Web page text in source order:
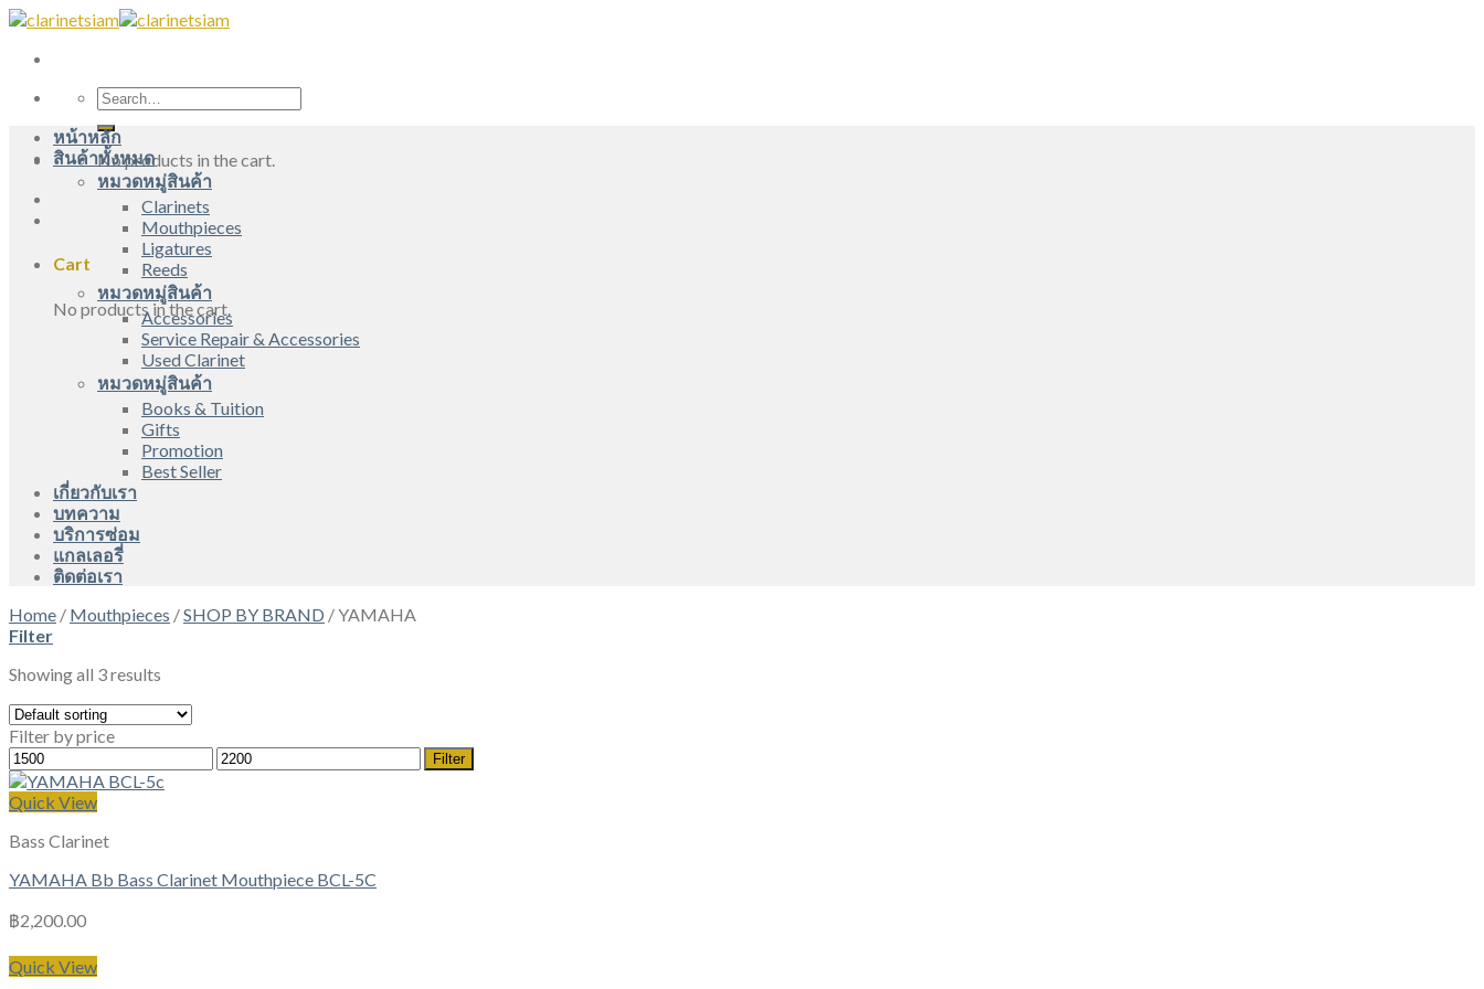
Skip
content
Search
for:
No products in the cart.
Cart
No products in the cart.
หน้าหลัก
สินค้าทั้งหมด
หมวดหมู่สินค้า
Clarinets
Mouthpieces
Ligatures
Reeds
หมวดหมู่สินค้า
Accessories
Service Repair & Accessories
Used Clarinet
หมวดหมู่สินค้า
Books & Tuition
Gifts
Promotion
Best Seller
เกี่ยวกับเรา
บทความ
บริการซ่อม
แกลเลอรี่
ติดต่อเรา
Home / Mouthpieces /SHOP BY BRAND /YAMAHA
Filter
Showing all 3 results
Filter by price
Min
price
Max
price
Filter
Quick View
Bass Clarinet
YAMAHA Bb Bass Clarinet Mouthpiece BCL-5C
฿2,200.00
Quick View